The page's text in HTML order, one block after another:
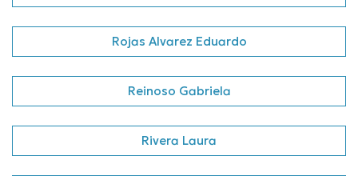
Rojas Alvarez Eduardo
Reinoso Gabriela
Rivera Laura